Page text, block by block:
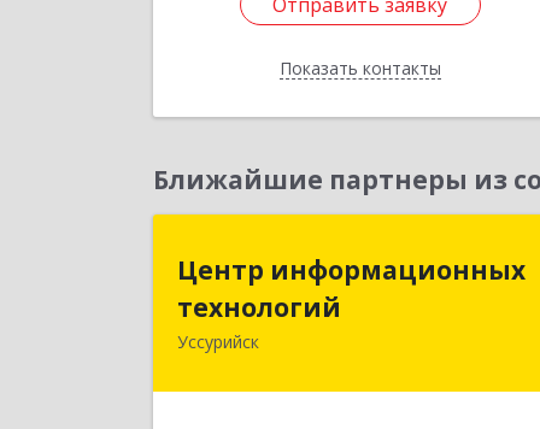
Показать контакты
Назад
Ближайшие партнеры из
Центр информационных
технологий
Уссурийск
Центр информационных
технологий
692512, Приморский край, Уссурийск